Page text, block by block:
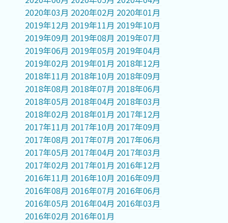
2020年03月 2020年02月 2020年01月
2019年12月 2019年11月 2019年10月
2019年09月 2019年08月 2019年07月
2019年06月 2019年05月 2019年04月
2019年02月 2019年01月 2018年12月
2018年11月 2018年10月 2018年09月
2018年08月 2018年07月 2018年06月
2018年05月 2018年04月 2018年03月
2018年02月 2018年01月 2017年12月
2017年11月 2017年10月 2017年09月
2017年08月 2017年07月 2017年06月
2017年05月 2017年04月 2017年03月
2017年02月 2017年01月 2016年12月
2016年11月 2016年10月 2016年09月
2016年08月 2016年07月 2016年06月
2016年05月 2016年04月 2016年03月
2016年02月 2016年01月